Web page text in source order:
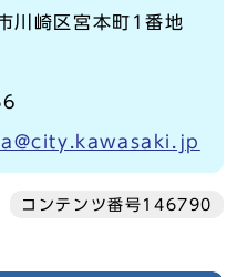
崎区宮本町1番地
コンテンツ番号146790